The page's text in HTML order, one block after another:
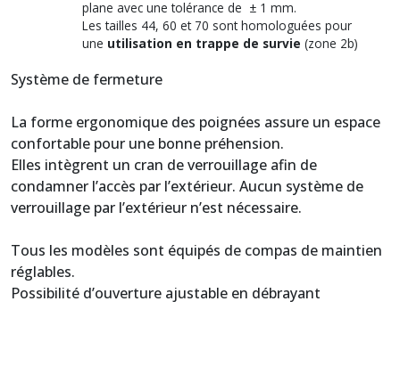
plane avec une tolérance de ± 1 mm.
Les tailles 44, 60 et 70 sont homologuées pour
une utilisation en trappe de survie (zone 2b)
Système de fermeture
La forme ergonomique des poignées assure un espace
confortable pour une bonne préhension.
Elles intègrent un cran de verrouillage afin de
condamner l’accès par l’extérieur. Aucun système de
verrouillage par l’extérieur n’est nécessaire.
Tous les modèles sont équipés de compas de maintien
réglables.
Possibilité d’ouverture ajustable en débrayant